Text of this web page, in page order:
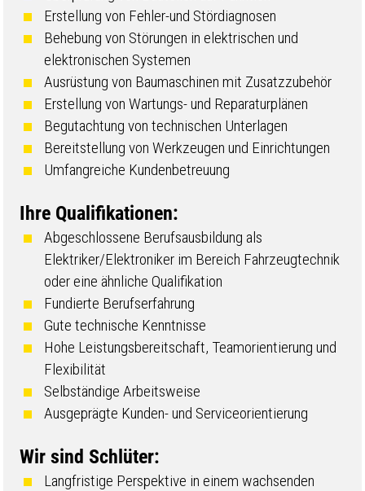
Erstellung von Fehler-und Stördiagnosen
Behebung von Störungen in elektrischen und
elektronischen Systemen
Ausrüstung von Baumaschinen mit Zusatzzubehör
Erstellung von Wartungs- und Reparaturplänen
Begutachtung von technischen Unterlagen
Bereitstellung von Werkzeugen und Einrichtungen
Umfangreiche Kundenbetreuung
Ihre Qualifikationen:
Abgeschlossene Berufsausbildung als
Elektriker/Elektroniker im Bereich Fahrzeugtechnik
oder eine ähnliche Qualifikation
Fundierte Berufserfahrung
Gute technische Kenntnisse
Hohe Leistungsbereitschaft, Teamorientierung und
Flexibilität
Selbständige Arbeitsweise
Ausgeprägte Kunden- und Serviceorientierung
Wir sind Schlüter:
Langfristige Perspektive in einem wachsenden